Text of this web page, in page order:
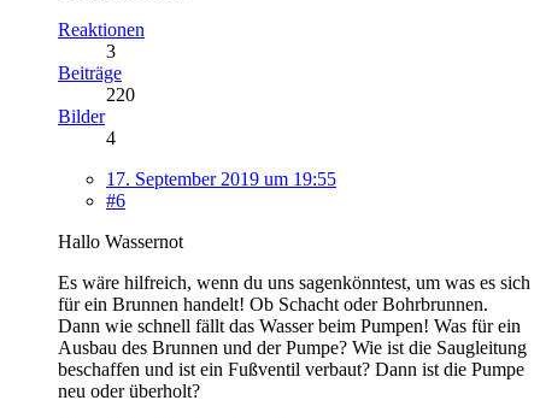
Reaktionen
3
Beiträge
220
Bilder
4
17. September 2019 um 19:55
#6
Hallo Wassernot
Es wäre hilfreich, wenn du uns sagenkönntest, um was es sich
für ein Brunnen handelt! Ob Schacht oder Bohrbrunnen.
Dann wie schnell fällt das Wasser beim Pumpen! Was für ein
Ausbau des Brunnen und der Pumpe? Wie ist die Saugleitung
beschaffen und ist ein Fußventil verbaut? Dann ist die Pumpe
neu oder überholt?